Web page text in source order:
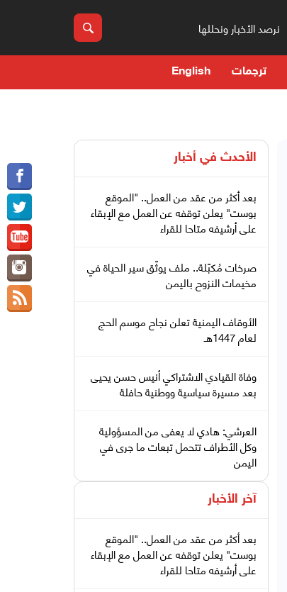
نرصد الأخبار ونحللها
ترجمات English
الأحدث في أخبار
بعد أكثر من عقد من العمل.. "الموقع
بوست" يعلن توقفه عن العمل مع الإبقاء
على أرشيفه متاحا للقراء
صرخات مُكبّلة.. ملف يوثّق سير الحياة في
مخيمات النزوح باليمن
الأوقاف اليمنية تعلن نجاح موسم الحج
لعام 1447هـ
وفاة القيادي الاشتراكي أنيس حسن يحيى
بعد مسيرة سياسية ووطنية حافلة
العرشي: هادي لا يعفى من المسؤولية
وكل الأطراف تتحمل تبعات ما جرى في
اليمن
آخر الأخبار
بعد أكثر من عقد من العمل.. "الموقع
بوست" يعلن توقفه عن العمل مع الإبقاء
على أرشيفه متاحا للقراء